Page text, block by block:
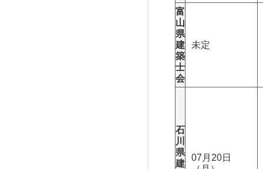
富
山
県
建
築
士
会
未定
石
川
県
建
07月20日